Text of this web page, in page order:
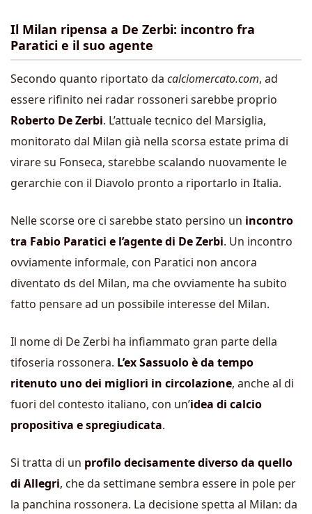
Il Milan ripensa a De Zerbi: incontro fra
Paratici e il suo agente
Secondo quanto riportato da calciomercato.com, ad
essere rifinito nei radar rossoneri sarebbe proprio
Roberto De Zerbi. L’attuale tecnico del Marsiglia,
monitorato dal Milan già nella scorsa estate prima di
virare su Fonseca, starebbe scalando nuovamente le
gerarchie con il Diavolo pronto a riportarlo in Italia.
Nelle scorse ore ci sarebbe stato persino un incontro
tra Fabio Paratici e l’agente di De Zerbi. Un incontro
ovviamente informale, con Paratici non ancora
diventato ds del Milan, ma che ovviamente ha subito
fatto pensare ad un possibile interesse del Milan.
Il nome di De Zerbi ha infiammato gran parte della
tifoseria rossonera. L’ex Sassuolo è da tempo
ritenuto uno dei migliori in circolazione, anche al di
fuori del contesto italiano, con un’idea di calcio
propositiva e spregiudicata.
Si tratta di un profilo decisamente diverso da quello
di Allegri, che da settimane sembra essere in pole per
la panchina rossonera. La decisione spetta al Milan: da